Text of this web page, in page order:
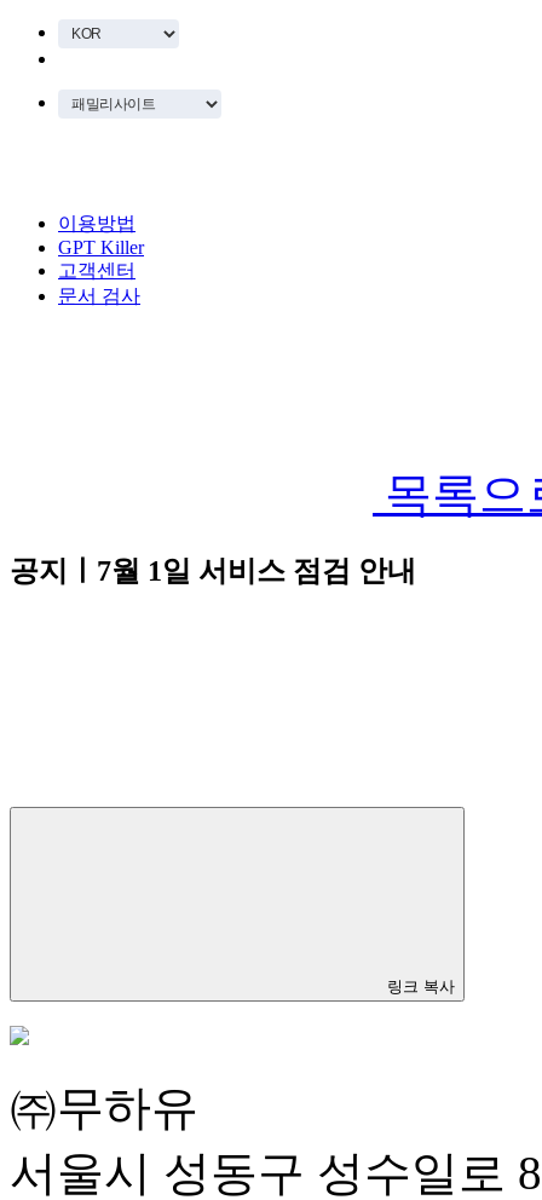
이용방법
GPT Killer
고객센터
문서 검사
목록으
공지ㅣ7월 1일 서비스 점검 안내
링크 복사
㈜무하유
서울시 성동구 성수일로